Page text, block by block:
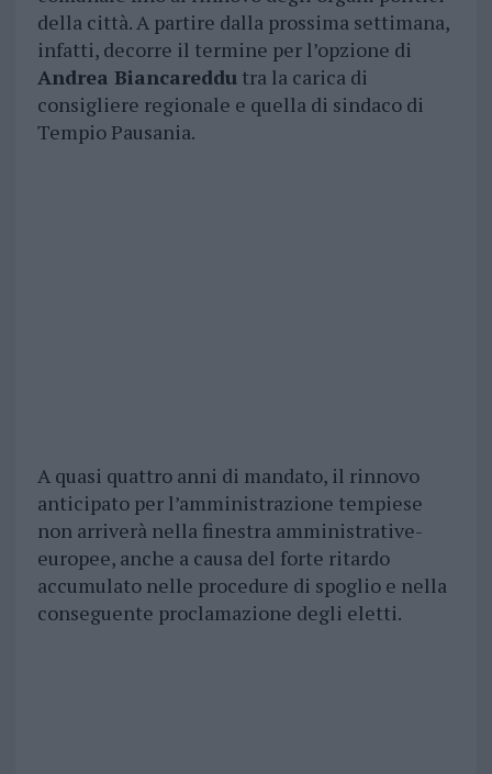
della città. A partire dalla prossima settimana,
infatti, decorre il termine per l’opzione di
Andrea Biancareddutra la carica di
consigliere regionale e quella di sindaco di
Tempio Pausania.
A quasi quattro anni di mandato, il rinnovo
anticipato per l’amministrazione tempiese
non arriverà nella finestra amministrative-
europee, anche a causa del forte ritardo
accumulato nelle procedure di spoglio e nella
conseguente proclamazione degli eletti.